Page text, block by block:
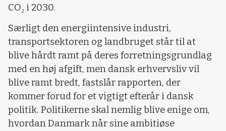
CO₂ i 2030.
Særligt den energiintensive industri,
transportsektoren og landbruget står til at
blive hårdt ramt på deres forretningsgrundlag
med en høj afgift, men dansk erhvervsliv vil
blive ramt bredt, fastslår rapporten, der
kommer forud for et vigtigt efterår i dansk
politik. Politikerne skal nemlig blive enige om,
hvordan Danmark når sine ambitiøse